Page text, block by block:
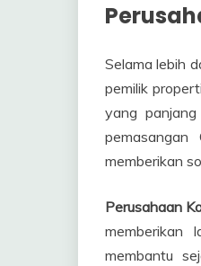
Selama lebih
pemilik
yang
pemasangan
memberikan
Perusahaan
memberikan
membantu